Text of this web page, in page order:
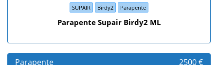
SUPAIR
Birdy2 Parapente
Parapente Supair Birdy2 ML
Parapente 2500 €